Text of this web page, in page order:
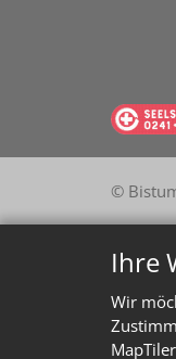
Ihre
Wir
©